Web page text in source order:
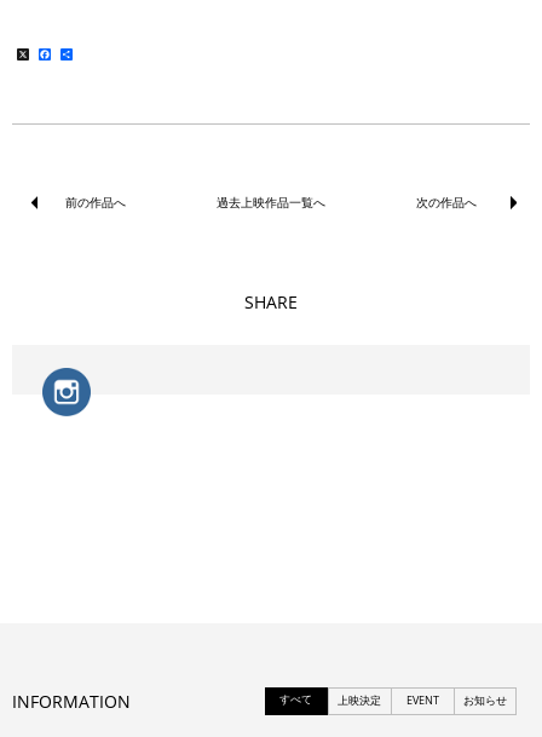
X Facebook
前の作品へ 過去上映作品一覧へ 次の作品へ
SHARE
INFORMATION すべて 上映決定 EVENT お知らせ